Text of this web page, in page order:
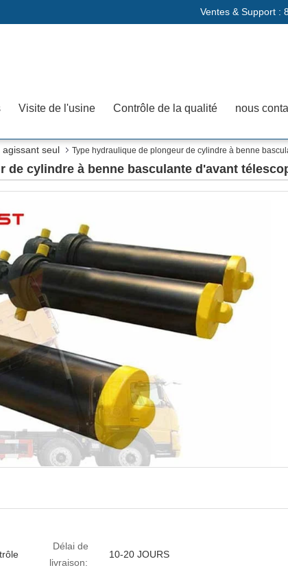
Ventes & Support :
Visite de l'usine Contrôle de la qualité nous
seul Type hydraulique de plongeur de cylindre à benne
de cylindre à benne basculante d'avant
Délai de
livraison:
10-20 JOURS